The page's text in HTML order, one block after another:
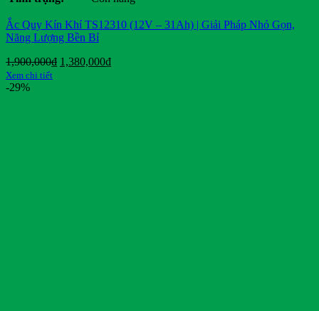
Ắc Quy Kín Khí TS12310 (12V – 31Ah) | Giải Pháp Nhỏ Gọn,
Năng Lượng Bền Bỉ
1,900,000₫ Giá
1,380,000₫Giá
Xem chi tiết
-29%